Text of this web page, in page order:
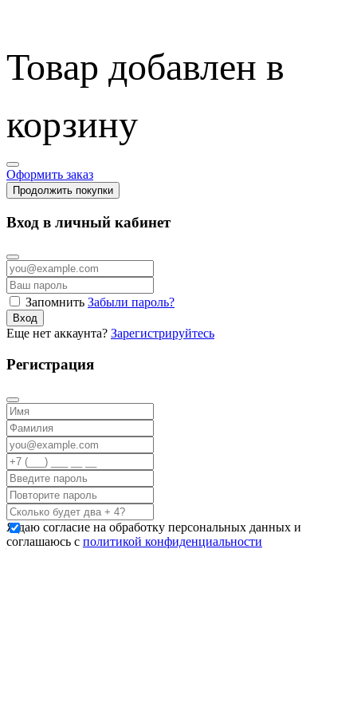
Товар добавлен в
корзину
Оформить заказ
Продолжить покупки
Вход в личный кабинет
Запомнить Забыли пароль?
Вход
Еще нет аккаунта? Зарегистрируйтесь
Регистрация
Я даю согласие на обработку персональных данных и
соглашаюсь с политикой конфиденциальности